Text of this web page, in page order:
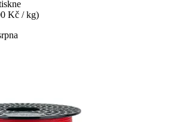
Kč / kg)